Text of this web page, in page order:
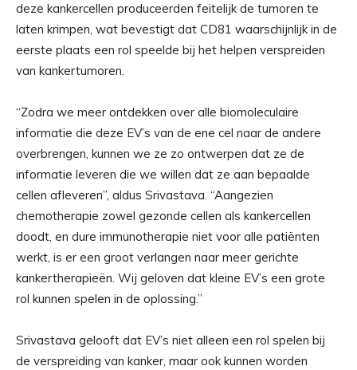
deze kankercellen produceerden feitelijk de tumoren te
laten krimpen, wat bevestigt dat CD81 waarschijnlijk in de
eerste plaats een rol speelde bij het helpen verspreiden
van kankertumoren.
“Zodra we meer ontdekken over alle biomoleculaire
informatie die deze EV’s van de ene cel naar de andere
overbrengen, kunnen we ze zo ontwerpen dat ze de
informatie leveren die we willen dat ze aan bepaalde
cellen afleveren”, aldus Srivastava. “Aangezien
chemotherapie zowel gezonde cellen als kankercellen
doodt, en dure immunotherapie niet voor alle patiënten
werkt, is er een groot verlangen naar meer gerichte
kankertherapieën. Wij geloven dat kleine EV’s een grote
rol kunnen spelen in de oplossing.”
Srivastava gelooft dat EV’s niet alleen een rol spelen bij
de verspreiding van kanker, maar ook kunnen worden